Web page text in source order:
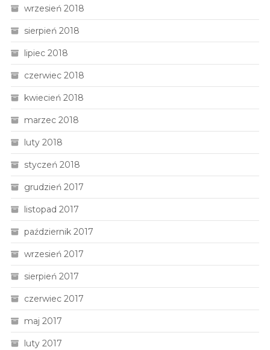
wrzesień 2018
sierpień 2018
lipiec 2018
czerwiec 2018
kwiecień 2018
marzec 2018
luty 2018
styczeń 2018
grudzień 2017
listopad 2017
październik 2017
wrzesień 2017
sierpień 2017
czerwiec 2017
maj 2017
luty 2017